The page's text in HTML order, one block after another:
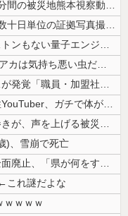
【悲報】共同通信「高市総理、避難所3分間の被災地熊本視察動画に批判！」...
体調不良で休んでパチ●コ通ってたら、数十日単位の証拠写真撮られて会社ク...
世界初の超伝導量子熱機関…燃料もピストンもない量子エンジンが回った！
【予算100万】市長「特定外来生物クビアカは気持ち悪い虫だしそんな需要...
【速報】共同通信に天罰、不正アクセスが発覚「職員・加盟社・取引先などの...
【恐怖】酒とタバコを愛する日常系女性YouTuber、ガチで体が終わる...
【恐怖動画】反高市界隈「高市の取り巻きが、声を上げる被災地のおばちゃん...
)、雪崩で死亡
兵庫県の左派の既得利権を斎藤知事が全面廃止、「県が何をするねん？」と存...
これ謎だよな
ｗｗｗｗ